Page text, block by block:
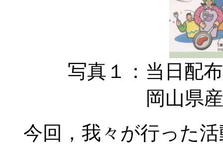
写真１：当日配
岡山県産牛
今回，我々が行った活